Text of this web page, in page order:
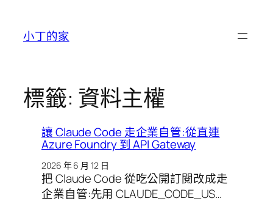
小丁的家
標籤: 資料主權
讓 Claude Code 走企業自管:從直連
Azure Foundry 到 API Gateway
2026 年 6 月 12 日
把 Claude Code 從吃公開訂閱改成走
企業自管:先用 CLAUDE_CODE_US…